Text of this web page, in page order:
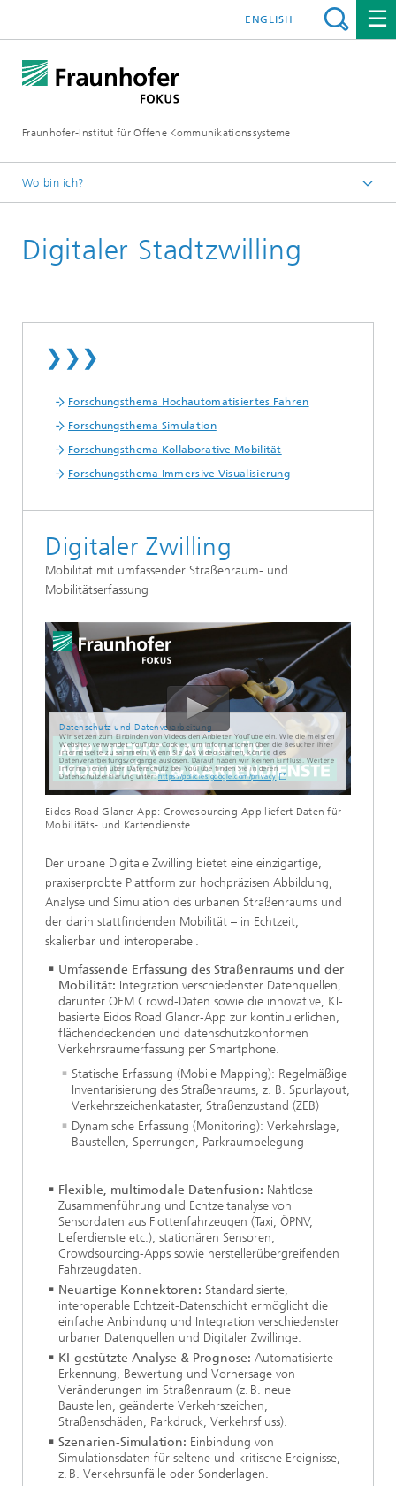
Fraunhofer-Institut für Offene Kommunikationssysteme
ENGLISH
Wo bin ich?
Smart Mobility
Digitaler Stadtzwilling
❯❯❯
Forschungsthema Hochautomatisiertes Fahren
Forschungsthema Simulation
Forschungsthema Kollaborative Mobilität
Forschungsthema Immersive Visualisierung
Digitaler Zwilling
Mobilität mit umfassender Straßenraum- und
Mobilitätserfassung
Datenschutz und Datenverarbeitung
Wir setzen zum Einbinden von Videos den Anbieter YouTube ein. Wie die meisten
Websites verwendet YouTube Cookies, um Informationen über die Besucher ihrer
Internetseite zu sammeln. Wenn Sie das Video starten, könnte dies
Datenverarbeitungsvorgänge auslösen. Darauf haben wir keinen Einfluss. Weitere
Informationen über Datenschutz bei YouTube finden Sie in deren
Datenschutzerklärung unter:https://policies.google.com/privacy
Eidos Road Glancr-App: Crowdsourcing-App liefert Daten für
Mobilitäts- und Kartendienste
Der urbane Digitale Zwilling bietet eine einzigartige,
praxiserprobte Plattform zur hochpräzisen Abbildung,
Analyse und Simulation des urbanen Straßenraums und
der darin stattfindenden Mobilität – in Echtzeit,
skalierbar und interoperabel.
Umfassende Erfassung des Straßenraums und der
Mobilität: Integration verschiedenster Datenquellen,
darunter OEM Crowd-Daten sowie die innovative, KI-
basierte Eidos Road Glancr-App zur kontinuierlichen,
flächendeckenden und datenschutzkonformen
Verkehrsraumerfassung per Smartphone.
Statische Erfassung (Mobile Mapping): Regelmäßige
Inventarisierung des Straßenraums, z. B. Spurlayout,
Verkehrszeichenkataster, Straßenzustand (ZEB)
Dynamische Erfassung (Monitoring): Verkehrslage,
Baustellen, Sperrungen, Parkraumbelegung
Flexible, multimodale Datenfusion: Nahtlose
Zusammenführung und Echtzeitanalyse von
Sensordaten aus Flottenfahrzeugen (Taxi, ÖPNV,
Lieferdienste etc.), stationären Sensoren,
Crowdsourcing-Apps sowie herstellerübergreifenden
Fahrzeugdaten.
Neuartige Konnektoren: Standardisierte,
interoperable Echtzeit-Datenschicht ermöglicht die
einfache Anbindung und Integration verschiedenster
urbaner Datenquellen und Digitaler Zwillinge.
KI-gestützte Analyse & Prognose: Automatisierte
Erkennung, Bewertung und Vorhersage von
Veränderungen im Straßenraum (z. B. neue
Baustellen, geänderte Verkehrszeichen,
Straßenschäden, Parkdruck, Verkehrsfluss).
Szenarien-Simulation: Einbindung von
Simulationsdaten für seltene und kritische Ereignisse,
z. B. Verkehrsunfälle oder Sonderlagen.